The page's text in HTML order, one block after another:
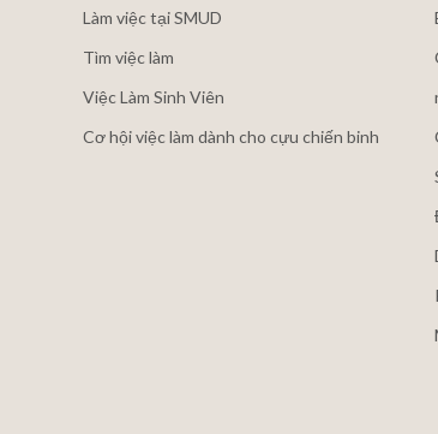
Làm việc tại SMUD
Tìm việc làm
Việc Làm Sinh Viên
Cơ hội việc làm dành cho cựu chiến binh